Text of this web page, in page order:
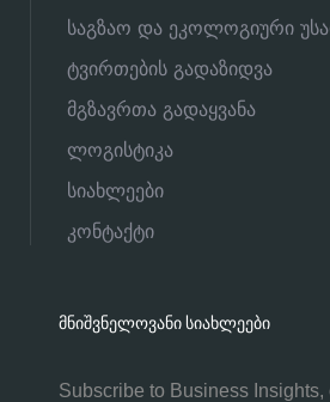
საგზაო და ეკოლოგიური
ტვირთების გადაზიდვა
მგზავრთა გადაყვანა
ლოგისტიკა
სიახლეები
კონტაქტი
ᲛᲜᲘᲨᲕᲜᲔᲚᲝᲕᲐᲜᲘ ᲡᲘᲐᲮᲚᲔᲔᲑᲘ
Subscribe to Business